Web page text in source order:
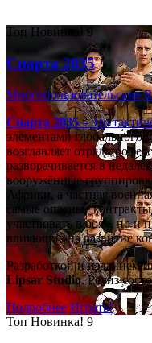
Топ Новинка! 9
Спарта 2035
Многопользовательские
Спарта 2035– это
элементами глобального
возглавляет отряд
разворачивается в
вооружённые
Африки, а частная
самые опасные
участвовать в боях, но и
влияющие на развитие
Разработкой и изданием
Lipsar Studio. Релиз
Подробнее Играть!
Топ Новинка! 9